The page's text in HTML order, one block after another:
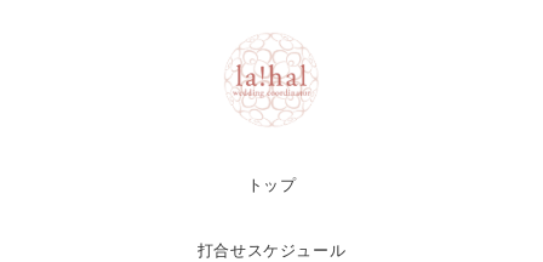
トップ
打合せスケジュール